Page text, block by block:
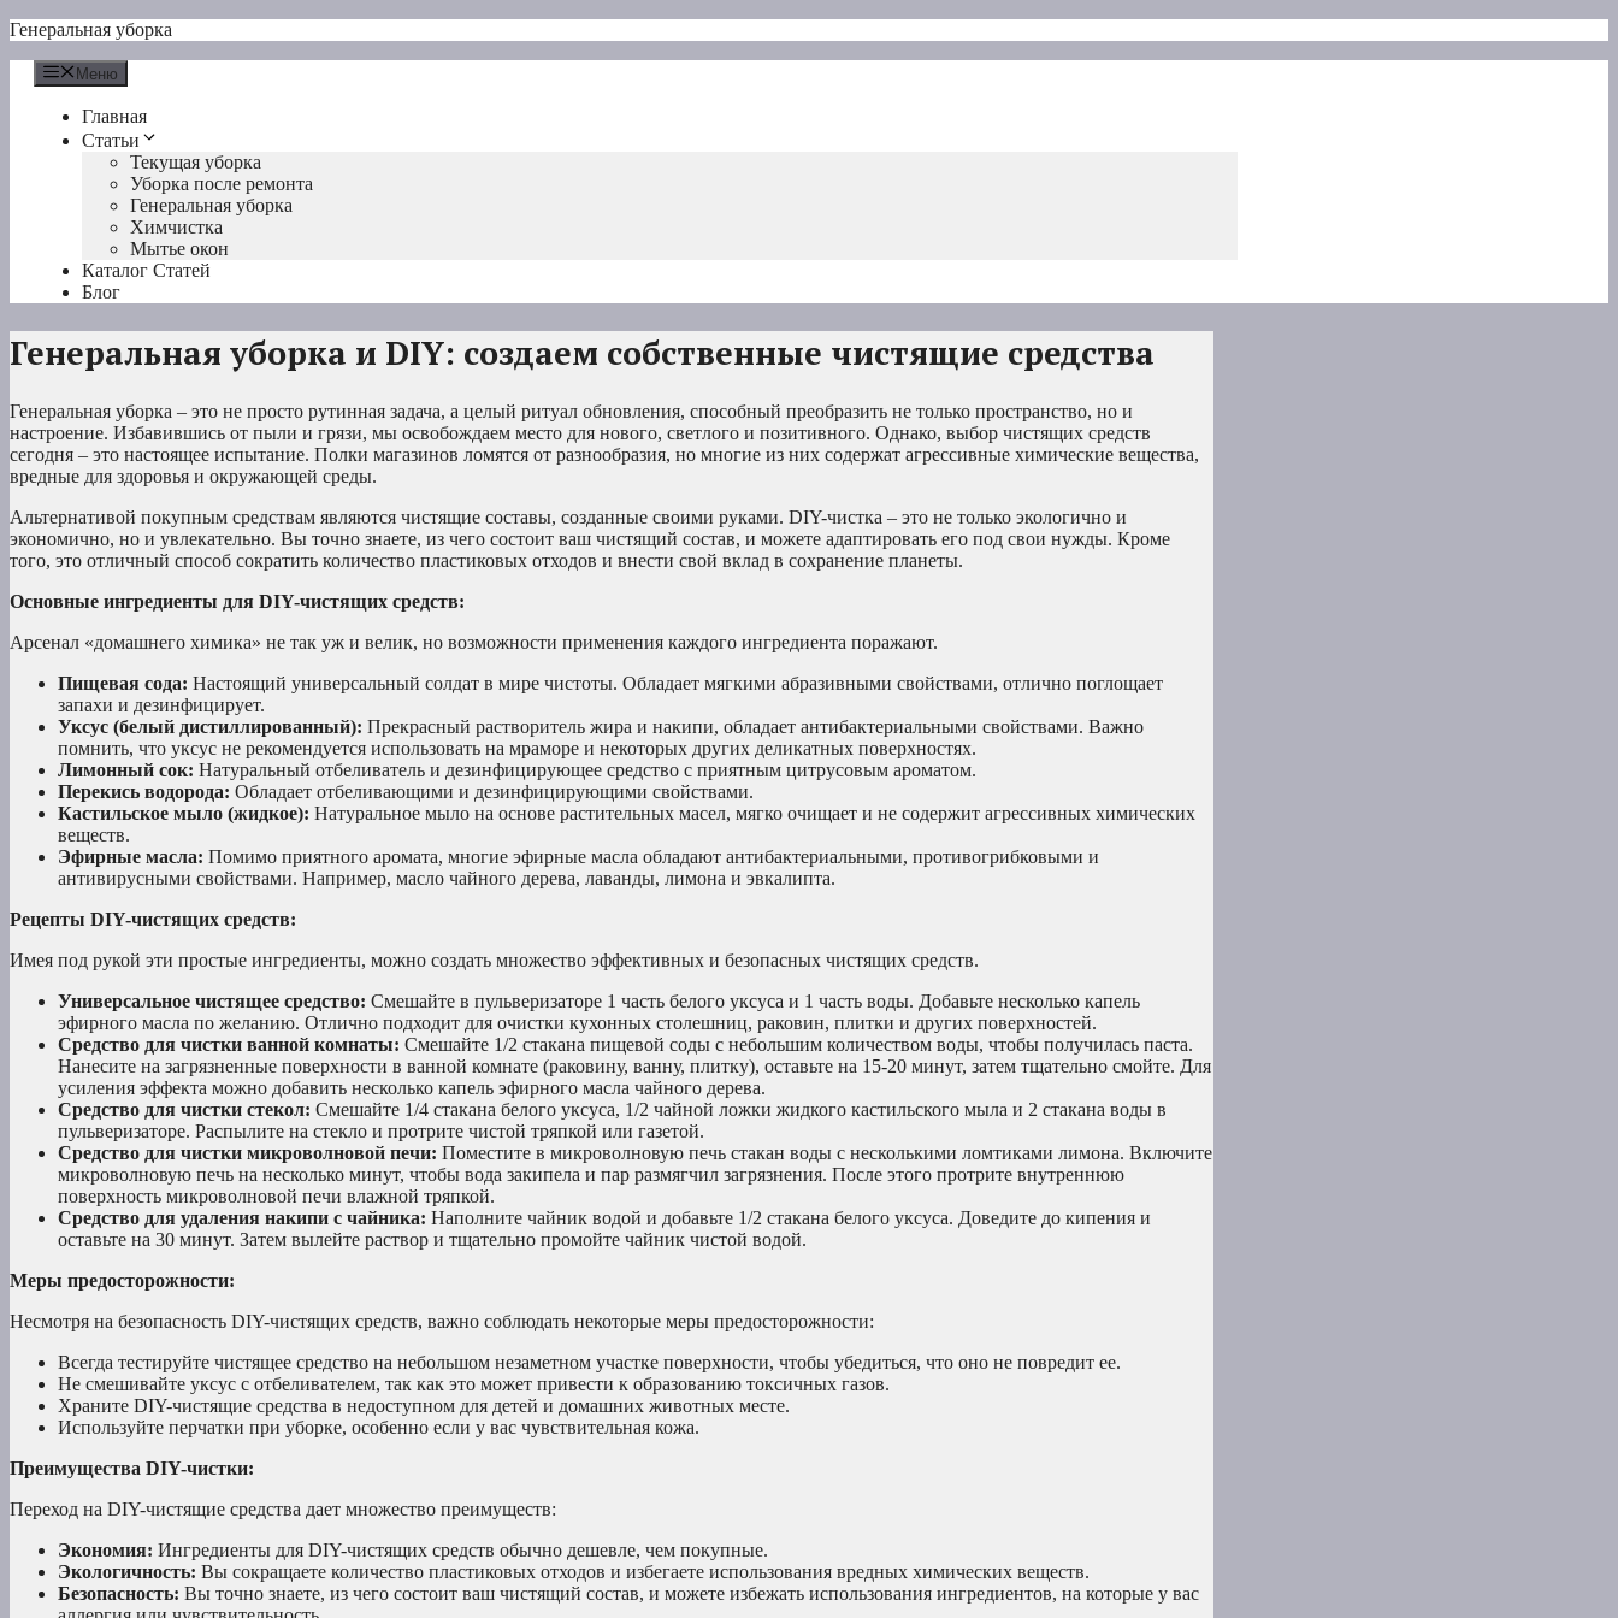
Перейти
содержимому
Генеральная уборка
Меню
Главная
Статьи
Текущая уборка
Уборка после ремонта
Генеральная уборка
Химчистка
Мытье окон
Каталог Статей
Блог
Генеральная уборка и DIY: создаем собственные чистящие средства
Генеральная уборка – это не просто рутинная задача, а целый ритуал обновления, способный преобразить не только пространство, но и
настроение. Избавившись от пыли и грязи, мы освобождаем место для нового, светлого и позитивного. Однако, выбор чистящих средств
сегодня – это настоящее испытание. Полки магазинов ломятся от разнообразия, но многие из них содержат агрессивные химические вещества,
вредные для здоровья и окружающей среды.
Альтернативой покупным средствам являются чистящие составы, созданные своими руками. DIY-чистка – это не только экологично и
экономично, но и увлекательно. Вы точно знаете, из чего состоит ваш чистящий состав, и можете адаптировать его под свои нужды. Кроме
того, это отличный способ сократить количество пластиковых отходов и внести свой вклад в сохранение планеты.
Основные ингредиенты для DIY-чистящих средств:
Арсенал «домашнего химика» не так уж и велик, но возможности применения каждого ингредиента поражают.
Пищевая сода: Настоящий универсальный солдат в мире чистоты. Обладает мягкими абразивными свойствами, отлично поглощает
запахи и дезинфицирует.
Уксус (белый дистиллированный): Прекрасный растворитель жира и накипи, обладает антибактериальными свойствами. Важно
помнить, что уксус не рекомендуется использовать на мраморе и некоторых других деликатных поверхностях.
Лимонный сок: Натуральный отбеливатель и дезинфицирующее средство с приятным цитрусовым ароматом.
Перекись водорода: Обладает отбеливающими и дезинфицирующими свойствами.
Кастильское мыло (жидкое): Натуральное мыло на основе растительных масел, мягко очищает и не содержит агрессивных химических
веществ.
Эфирные масла: Помимо приятного аромата, многие эфирные масла обладают антибактериальными, противогрибковыми и
антивирусными свойствами. Например, масло чайного дерева, лаванды, лимона и эвкалипта.
Рецепты DIY-чистящих средств:
Имея под рукой эти простые ингредиенты, можно создать множество эффективных и безопасных чистящих средств.
Универсальное чистящее средство: Смешайте в пульверизаторе 1 часть белого уксуса и 1 часть воды. Добавьте несколько капель
эфирного масла по желанию. Отлично подходит для очистки кухонных столешниц, раковин, плитки и других поверхностей.
Средство для чистки ванной комнаты: Смешайте 1/2 стакана пищевой соды с небольшим количеством воды, чтобы получилась паста.
Нанесите на загрязненные поверхности в ванной комнате (раковину, ванну, плитку), оставьте на 15-20 минут, затем тщательно смойте. Для
усиления эффекта можно добавить несколько капель эфирного масла чайного дерева.
Средство для чистки стекол: Смешайте 1/4 стакана белого уксуса, 1/2 чайной ложки жидкого кастильского мыла и 2 стакана воды в
пульверизаторе. Распылите на стекло и протрите чистой тряпкой или газетой.
Средство для чистки микроволновой печи: Поместите в микроволновую печь стакан воды с несколькими ломтиками лимона. Включите
микроволновую печь на несколько минут, чтобы вода закипела и пар размягчил загрязнения. После этого протрите внутреннюю
поверхность микроволновой печи влажной тряпкой.
Средство для удаления накипи с чайника: Наполните чайник водой и добавьте 1/2 стакана белого уксуса. Доведите до кипения и
оставьте на 30 минут. Затем вылейте раствор и тщательно промойте чайник чистой водой.
Меры предосторожности:
Несмотря на безопасность DIY-чистящих средств, важно соблюдать некоторые меры предосторожности:
Всегда тестируйте чистящее средство на небольшом незаметном участке поверхности, чтобы убедиться, что оно не повредит ее.
Не смешивайте уксус с отбеливателем, так как это может привести к образованию токсичных газов.
Храните DIY-чистящие средства в недоступном для детей и домашних животных месте.
Используйте перчатки при уборке, особенно если у вас чувствительная кожа.
Преимущества DIY-чистки:
Переход на DIY-чистящие средства дает множество преимуществ:
Экономия: Ингредиенты для DIY-чистящих средств обычно дешевле, чем покупные.
Экологичность: Вы сокращаете количество пластиковых отходов и избегаете использования вредных химических веществ.
Безопасность: Вы точно знаете, из чего состоит ваш чистящий состав, и можете избежать использования ингредиентов, на которые у вас